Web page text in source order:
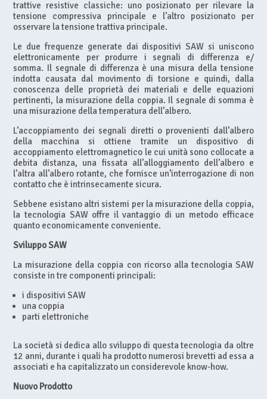
trattive resistive classiche: uno posizionato per rilevare la
tensione compressiva principale e l’altro posizionato per
osservare la tensione trattiva principale.
Le due frequenze generate dai dispositivi SAW si uniscono
elettronicamente per produrre i segnali di differenza e/
somma. Il segnale di differenza è una misura della tensione
indotta causata dal movimento di torsione e quindi, dalla
conoscenza delle proprietà dei materiali e delle equazioni
pertinenti, la misurazione della coppia. Il segnale di somma è
una misurazione della temperatura dell’albero.
L’accoppiamento dei segnali diretti o provenienti dall’albero
della macchina si ottiene tramite un dispositivo di
accoppiamento elettromagnetico le cui unità sono collocate a
debita distanza, una fissata all’alloggiamento dell’albero e
l’altra all’albero rotante, che fornisce un’interrogazione di non
contatto che è intrinsecamente sicura.
Sebbene esistano altri sistemi per la misurazione della coppia,
la tecnologia SAW offre il vantaggio di un metodo efficace
quanto economicamente conveniente.
Sviluppo SAW
La misurazione della coppia con ricorso alla tecnologia SAW
consiste in tre componenti principali:
i dispositivi SAW
una coppia
parti elettroniche
La società si dedica allo sviluppo di questa tecnologia da oltre
12 anni, durante i quali ha prodotto numerosi brevetti ad essa a
associati e ha capitalizzato un considerevole know-how.
Nuovo Prodotto